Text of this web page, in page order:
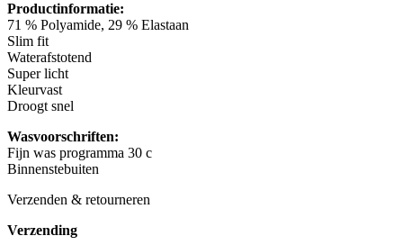
Productinformatie:
71 % Polyamide, 29 % Elastaan
Slim fit
Waterafstotend
Super licht
Kleurvast
Droogt snel
Wasvoorschriften:
Fijn was programma 30 c
Binnenstebuiten
Verzenden & retourneren
Verzending